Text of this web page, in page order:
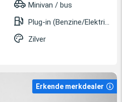
Minivan / bus
Plug-in (Benzine/Elektrisch)
Zilver
Erkende merkdealer